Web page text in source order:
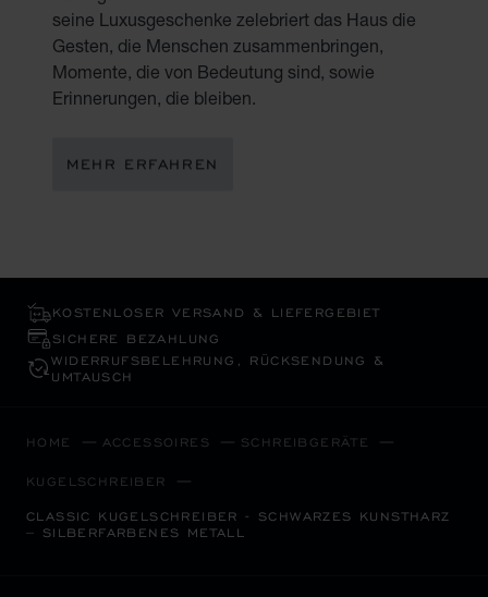
seine Luxusgeschenke zelebriert das Haus die
Gesten, die Menschen zusammenbringen,
Momente, die von Bedeutung sind, sowie
Erinnerungen, die bleiben.
MEHR ERFAHREN
KOSTENLOSER VERSAND & LIEFERGEBIET
SICHERE BEZAHLUNG
WIDERRUFS­BELEHRUNG, RÜCKSENDUNG &
UMTAUSCH
HOME ACCESSOIRES SCHREIBGERÄTE
KUGELSCHREIBER
CLASSIC KUGELSCHREIBER - SCHWARZES KUNSTHARZ
– SILBERFARBENES METALL